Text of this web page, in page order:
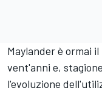
Maylander è ormai
vent'anni e,
l'evoluzione